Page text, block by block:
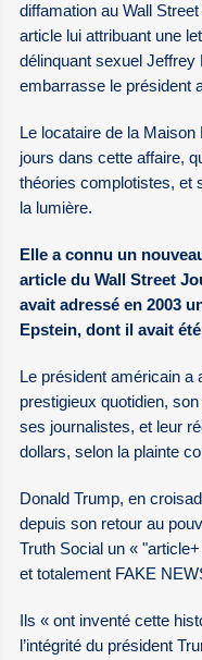
diffamation au Wall
article lui attribuant une
délinquant sexuel
embarrasse le président
Le locataire de la
jours dans cette affaire,
théories complotistes, et
la lumière.
Elle a connu un
article du Wall Street
avait adressé en 2003
Epstein, dont il avait
Le président américain a
prestigieux quotidien,
ses journalistes, et leur
dollars, selon la plainte
Donald Trump, en
depuis son retour au
Truth Social un «
et totalement FAKE
Ils « ont inventé cette
l’intégrité du président